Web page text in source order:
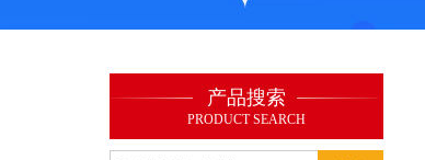
产品搜索
PRODUCT SEARCH